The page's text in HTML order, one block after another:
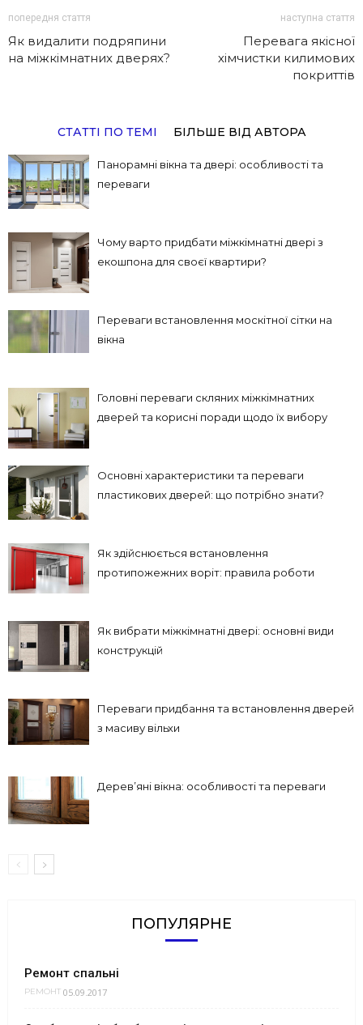
попередня стаття
Як видалити подряпини
на міжкімнатних дверях?
наступна стаття
Перевага якісної
хімчистки килимових
покриттів
СТАТТІ ПО ТЕМІ БІЛЬШЕ ВІД АВТОРА
Панорамні вікна та двері: особливості та
переваги
Чому варто придбати міжкімнатні двері з
екошпона для своєї квартири?
Переваги встановлення москітної сітки на
вікна
Головні переваги скляних міжкімнатних
дверей та корисні поради щодо їх вибору
Основні характеристики та переваги
пластикових дверей: що потрібно знати?
Як здійснюється встановлення
протипожежних воріт: правила роботи
Як вибрати міжкімнатні двері: основні види
конструкцій
Переваги придбання та встановлення дверей
з масиву вільхи
Дерев’яні вікна: особливості та переваги
ПОПУЛЯРНЕ
Ремонт спальні
РЕМОНТ 05.09.2017